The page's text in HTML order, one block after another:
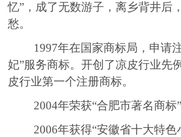
忆”，成了无数游子，离乡背井后
愁。
1997年在国家商标局，申请
妃”服务商标。开创了凉皮行业先
皮行业第一个注册商标。
2004年荣获“合肥市著名商标
2006年获得“安徽省十大特色